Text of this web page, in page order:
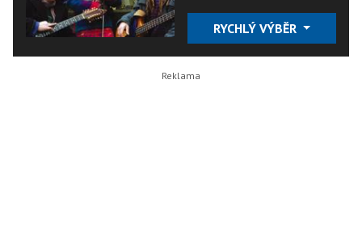
RYCHLÝ VÝBĚR